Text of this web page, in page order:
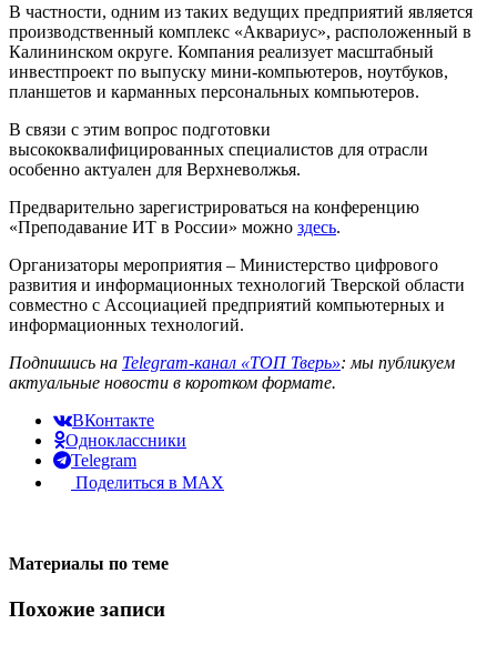
В частности, одним из таких ведущих предприятий является
производственный комплекс «Аквариус», расположенный в
Калининском округе. Компания реализует масштабный
инвестпроект по выпуску мини-компьютеров, ноутбуков,
планшетов и карманных персональных компьютеров.
В связи с этим вопрос подготовки
высококвалифицированных специалистов для отрасли
особенно актуален для Верхневолжья.
Предварительно зарегистрироваться на конференцию
«Преподавание ИТ в России» можно здесь.
Организаторы мероприятия – Министерство цифрового
развития и информационных технологий Тверской области
совместно с Ассоциацией предприятий компьютерных и
информационных технологий.
Подпишись на Telegram-канал «ТОП Тверь»: мы публикуем
актуальные новости в коротком формате.
ВКонтакте
Одноклассники
Telegram
Поделиться в MAX
Материалы по теме
Похожие записи